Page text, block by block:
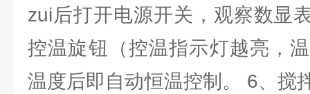
zui后打开电源开关，观察数显
控温旋钮（控温指示灯越亮，
温度后即自动恒温控制。 6、搅